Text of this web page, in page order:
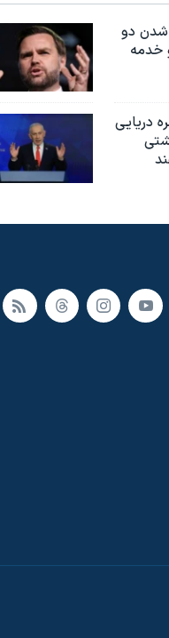
شدن دو
خدمه
دریایی
اسلامی؛ ۴۸ کشتی